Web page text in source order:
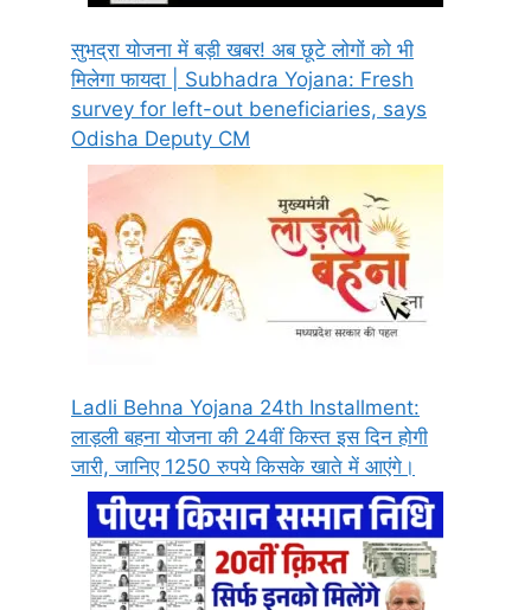
सुभद्रा योजना में बड़ी खबर! अब छूटे लोगों को भी
मिलेगा फायदा | Subhadra Yojana: Fresh
survey for left-out beneficiaries, says
Odisha Deputy CM
Ladli Behna Yojana 24th Installment:
लाड़ली बहना योजना की 24वीं किस्त इस दिन होगी
जारी, जानिए 1250 रुपये किसके खाते में आएंगे।